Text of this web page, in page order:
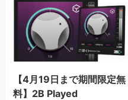
【4月19日まで期間限定無
料】2B Played